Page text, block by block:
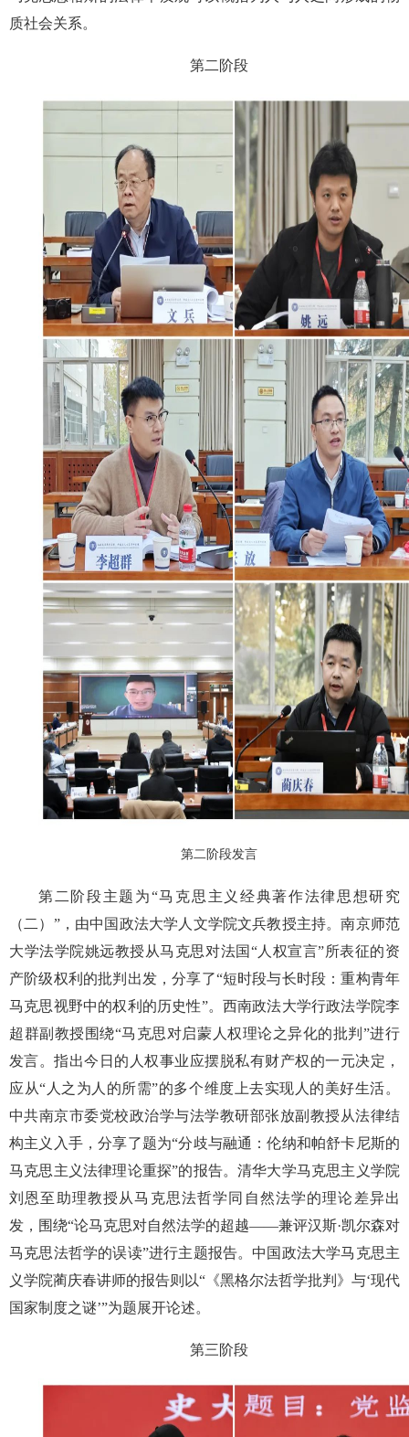
质社会关系。
第二阶段
第二阶段发言
第二阶段主题为“马克思主义经典著作法律思想研究
（二）”，由中国政法大学人文学院文兵教授主持。南京师范
大学法学院姚远教授从马克思对法国“人权宣言”所表征的资
产阶级权利的批判出发，分享了“短时段与长时段：重构青年
马克思视野中的权利的历史性”。西南政法大学行政法学院李
超群副教授围绕“马克思对启蒙人权理论之异化的批判”进行
发言。指出今日的人权事业应摆脱私有财产权的一元决定，
应从“人之为人的所需”的多个维度上去实现人的美好生活。
中共南京市委党校政治学与法学教研部张放副教授从法律结
构主义入手，分享了题为“分歧与融通：伦纳和帕舒卡尼斯的
马克思主义法律理论重探”的报告。清华大学马克思主义学院
刘恩至助理教授从马克思法哲学同自然法学的理论差异出
发，围绕“论马克思对自然法学的超越——兼评汉斯·凯尔森对
马克思法哲学的误读”进行主题报告。中国政法大学马克思主
义学院蔺庆春讲师的报告则以“《黑格尔法哲学批判》与‘现代
国家制度之谜’”为题展开论述。
第三阶段